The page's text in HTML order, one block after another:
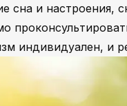
сна и
индивидуален, и